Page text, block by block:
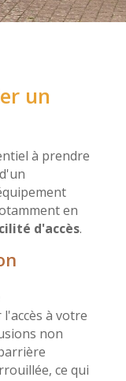
un
à prendre
en
d'accès.
à votre
non
ce qui